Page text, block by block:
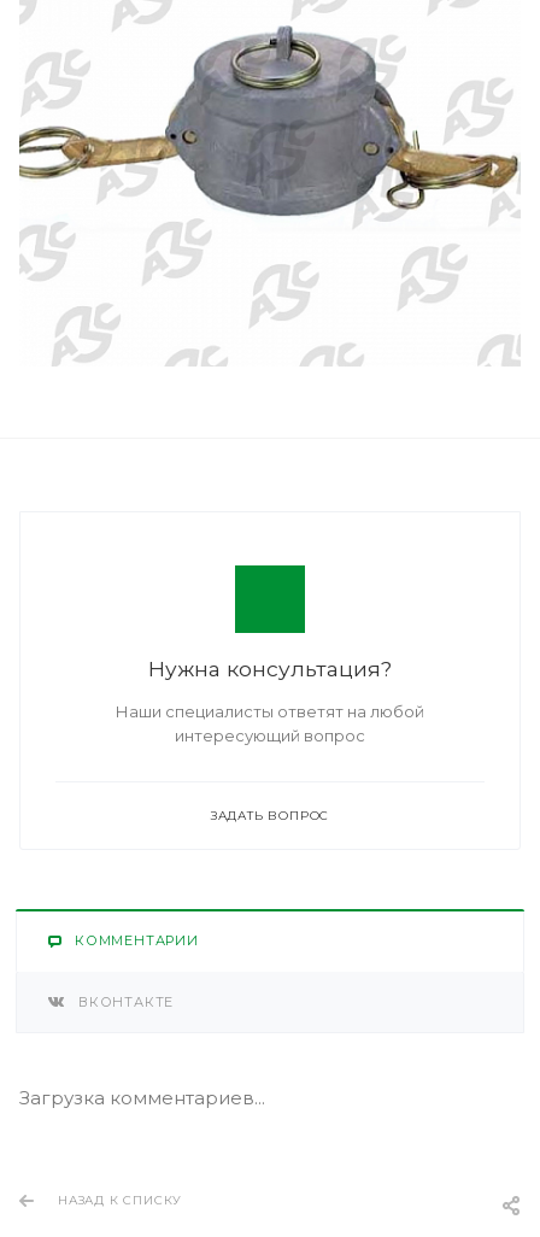
Нужна консультация?
Наши специалисты ответят на любой
интересующий вопрос
ЗАДАТЬ ВОПРОС
КОММЕНТАРИИ
ВКОНТАКТЕ
Загрузка комментариев...
НАЗАД К СПИСКУ